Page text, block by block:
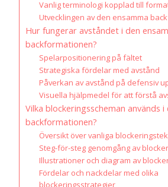
Vanlig terminologi kopplad till
Utvecklingen av den ensamma
Hur fungerar avståndet i den
backformationen?
Spelarpositionering på fältet
Strategiska fördelar med avstånd
Påverkan av avstånd på defensiv
Visuella hjälpmedel för att förstå
Vilka blockeringsscheman används i
backformationen?
Översikt över vanliga
Steg-för-steg genomgång av
Illustrationer och diagram av
Fördelar och nackdelar med olika
blockeringsstrategier